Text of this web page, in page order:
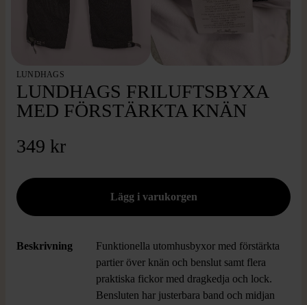
LUNDHAGS
LUNDHAGS FRILUFTSBYXA
MED FÖRSTÄRKTA KNÄN
349 kr
Beskrivning
Funktionella utomhusbyxor med förstärkta
partier över knän och benslut samt flera
praktiska fickor med dragkedja och lock.
Bensluten har justerbara band och midjan